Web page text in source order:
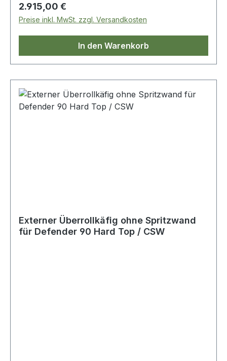
Regulärer Preis:
2.915,00 €
Preise inkl. MwSt. zzgl. Versandkosten
In den Warenkorb
Externer Überrollkäfig ohne Spritzwand
für Defender 90 Hard Top / CSW